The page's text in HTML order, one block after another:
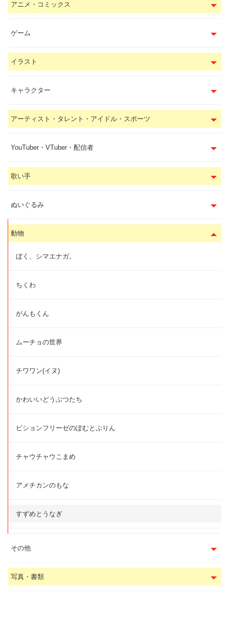
アニメ・コミックス
ゲーム
イラスト
キャラクター
アーティスト・タレント・アイドル・スポーツ
YouTuber・VTuber・配信者
歌い手
ぬいぐるみ
動物
ぼく、シマエナガ。
ちくわ
がんもくん
ムーチョの世界
チワワン(イヌ)
かわいいどうぶつたち
ビションフリーゼのぽむとぷりん
チャウチャウこまめ
アメチカンのもな
すずめとうなぎ
その他
写真・書類